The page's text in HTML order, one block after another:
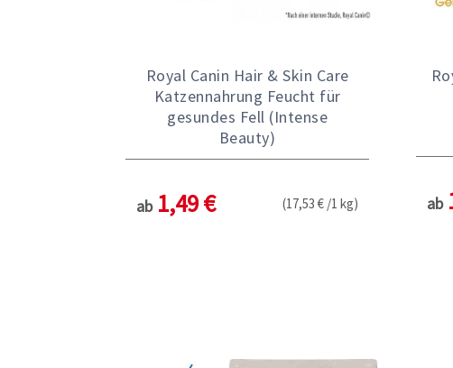
Royal Canin Hair & Skin Care
Katzennahrung Feucht für
gesundes Fell (Intense
Beauty)
ab 1,49 € (17,53 € /1 kg) ab